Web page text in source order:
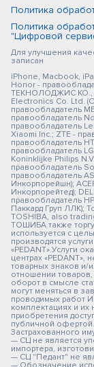
Политика
Политика
"Цифровой
Для улучшения
записан
iPhone, Macbook,
Honor -
ТЕКНОЛОДЖИС КО.,
Electronics Co. Ltd.
правообладатель
правообладатель
правообладатель
Xiaomi Inc.; ZTE -
правообладатель
правообладатель
Koninklijke Philips
правообладатель
правообладатель
Инкорпорейшн);
Инкорпорейтед);
правообладатель
Паккард Груп ЛЛК);
TOSHIBA, also
ТОШИБА также
используется с
производятся
«PEDANT».Услуги
центрах
товарных знаков и/
отношении
оборот в смысле
могут меняться в
проводимых работ
комплектациях и
приобретения
публичной
Застрахованного
— СЦ не является
импортера,
— СЦ "Педант" не